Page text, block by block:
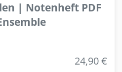
| Notenheft PDF
24,90 €